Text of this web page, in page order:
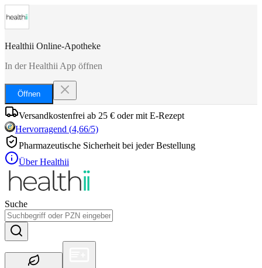
Healthii Online-Apotheke
In der Healthii App öffnen
Öffnen
Versandkostenfrei ab 25 € oder mit E-Rezept
Hervorragend (4,66/5)
Pharmazeutische Sicherheit bei jeder Bestellung
Über Healthii
Suche